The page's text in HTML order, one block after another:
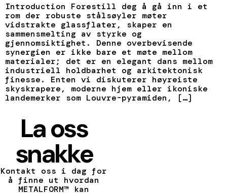
Introduction Forestill deg å gå inn i et
rom der robuste stålsøyler møter
vidstrakte glassflater, skaper en
sammensmelting av styrke og
gjennomsiktighet. Denne overbevisende
synergien er ikke bare et møte mellom
materialer; det er en elegant dans mellom
industriell holdbarhet og arkitektonisk
finesse. Enten vi diskuterer høyreiste
skyskrapere, moderne hjem eller ikoniske
landemerker som Louvre-pyramiden, […]
La oss
snakke
Kontakt oss i dag for
å finne ut hvordan
METALFORM™ kan